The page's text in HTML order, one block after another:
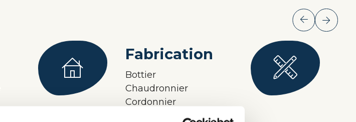
Fabrication
Bottier
Chaudronnier
Cordonnier